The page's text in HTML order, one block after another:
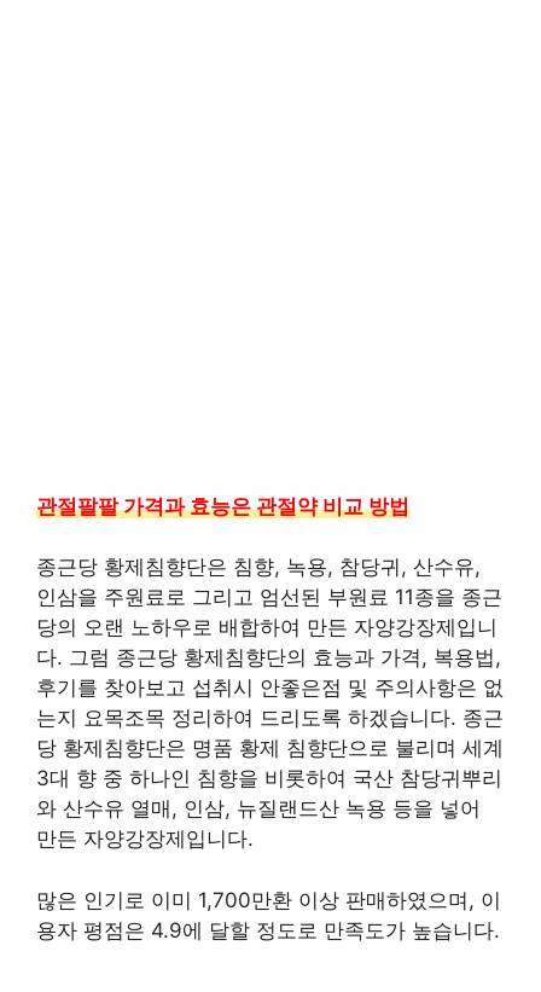
관절팔팔 가격과 효능은 관절약 비교 방법
종근당 황제침향단은 침향, 녹용, 참당귀, 산수유,
인삼을 주원료로 그리고 엄선된 부원료 11종을 종근
당의 오랜 노하우로 배합하여 만든 자양강장제입니
다. 그럼 종근당 황제침향단의 효능과 가격, 복용법,
후기를 찾아보고 섭취시 안좋은점 및 주의사항은 없
는지 요목조목 정리하여 드리도록 하겠습니다. 종근
당 황제침향단은 명품 황제 침향단으로 불리며 세계
3대 향 중 하나인 침향을 비롯하여 국산 참당귀뿌리
와 산수유 열매, 인삼, 뉴질랜드산 녹용 등을 넣어
만든 자양강장제입니다.
많은 인기로 이미 1,700만환 이상 판매하였으며, 이
용자 평점은 4.9에 달할 정도로 만족도가 높습니다.